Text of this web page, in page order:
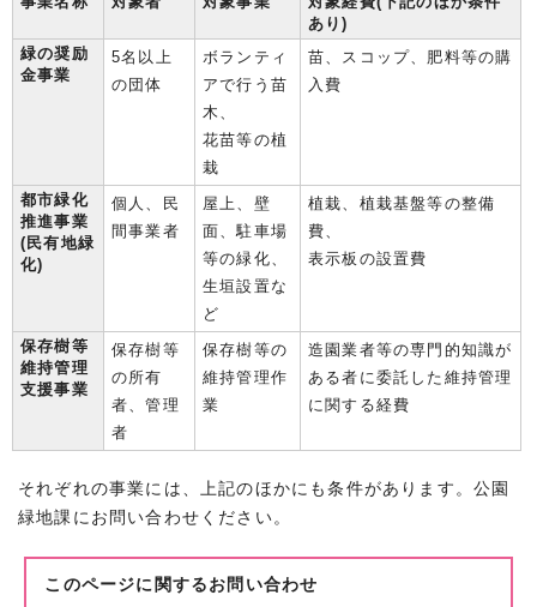
あり)
緑の奨励
金事業
5名以上
の団体
ボランティ
アで行う苗
木、
花苗等の植
栽
苗、スコップ、肥料等の購
入費
都市緑化
推進事業
(民有地緑
化)
個人、民
間事業者
屋上、壁
面、駐車場
等の緑化、
生垣設置な
ど
植栽、植栽基盤等の整備
費、
表示板の設置費
保存樹等
維持管理
支援事業
保存樹等
の所有
者、管理
者
保存樹等の
維持管理作
業
造園業者等の専門的知識が
ある者に委託した維持管理
に関する経費
それぞれの事業には、上記のほかにも条件があります。公園
緑地課にお問い合わせください。
このページに関する お問い合わせ